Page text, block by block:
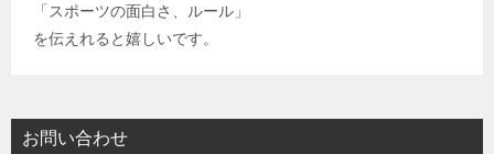
「スポーツの面白さ、ルール」
を伝えれると嬉しいです。
お問い合わせ